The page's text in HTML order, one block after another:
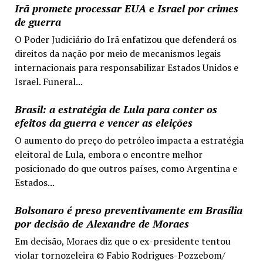
Irã promete processar EUA e Israel por crimes
de guerra
O Poder Judiciário do Irã enfatizou que defenderá os
direitos da nação por meio de mecanismos legais
internacionais para responsabilizar Estados Unidos e
Israel. Funeral...
Brasil: a estratégia de Lula para conter os
efeitos da guerra e vencer as eleições
O aumento do preço do petróleo impacta a estratégia
eleitoral de Lula, embora o encontre melhor
posicionado do que outros países, como Argentina e
Estados...
Bolsonaro é preso preventivamente em Brasília
por decisão de Alexandre de Moraes
Em decisão, Moraes diz que o ex-presidente tentou
violar tornozeleira © Fabio Rodrigues-Pozzebom/